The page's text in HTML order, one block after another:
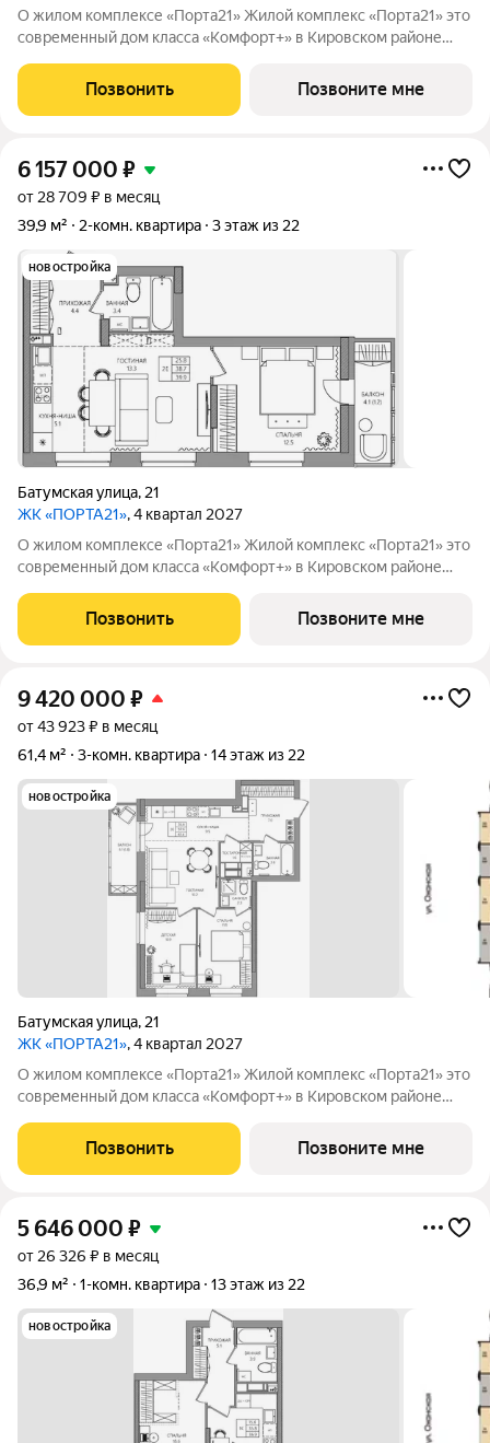
О жилом комплексе «Порта21» Жилой комплекс «Порта21» это
современный дом класса «Комфорт+» в Кировском районе
баланс между городской жизнью и ощущением спокойствия.
Виды на Каму и близость
Позвонить Позвоните мне
6 157 000 ₽
от 28 709 ₽ в месяц
39,9 м²
2-комн. квартира 3 этаж из 22
новостройка
Батумская улица, 21
ЖК «ПОРТА21», 4 квартал 2027
О жилом комплексе «Порта21» Жилой комплекс «Порта21» это
современный дом класса «Комфорт+» в Кировском районе
баланс между городской жизнью и ощущением спокойствия.
Виды на Каму и близость
Позвонить Позвоните мне
9 420 000 ₽
от 43 923 ₽ в месяц
61,4 м²
3-комн. квартира 14 этаж из 22
новостройка
Батумская улица, 21
ЖК «ПОРТА21», 4 квартал 2027
О жилом комплексе «Порта21» Жилой комплекс «Порта21» это
современный дом класса «Комфорт+» в Кировском районе
баланс между городской жизнью и ощущением спокойствия.
Виды на Каму и близость
Позвонить Позвоните мне
5 646 000 ₽
от 26 326 ₽ в месяц
36,9 м²
1-комн. квартира 13 этаж из 22
новостройка